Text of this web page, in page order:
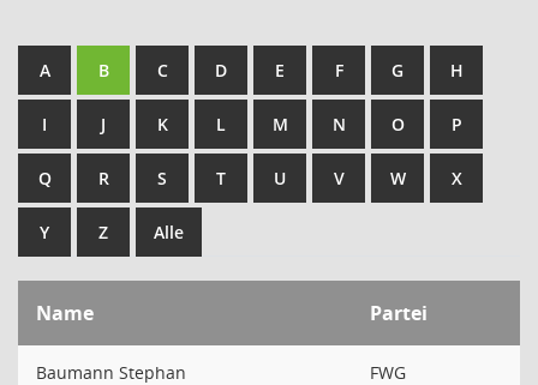
A B C D E F G H
I J K L M N O P
Q R S T U V W X
Y Z Alle
Name Partei
Baumann Stephan FWG